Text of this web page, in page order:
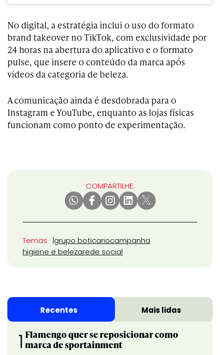
No digital, a estratégia inclui o uso do formato
brand takeover no TikTok, com exclusividade por
24 horas na abertura do aplicativo e o formato
pulse, que insere o conteúdo da marca após
vídeos da categoria de beleza.
A comunicação ainda é desdobrada para o
Instagram e YouTube, enquanto as lojas físicas
funcionam como ponto de experimentação.
COMPARTILHE:
Temas grupo boticariocampanha
higiene e belezarede social
Recentes Mais lidas
1 Flamengo quer se reposicionar como
marca de sportainment